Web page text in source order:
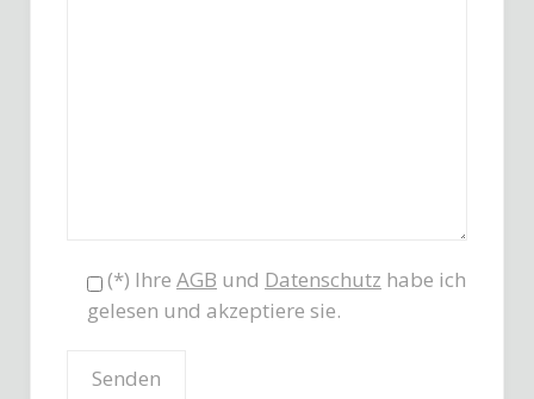
(*) Ihre AGB und Datenschutz habe ich
gelesen und akzeptiere sie.